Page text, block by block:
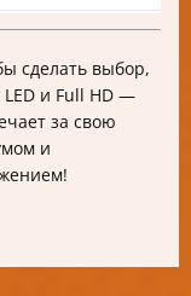
сделать выбор,
и Full HD —
за свою
и